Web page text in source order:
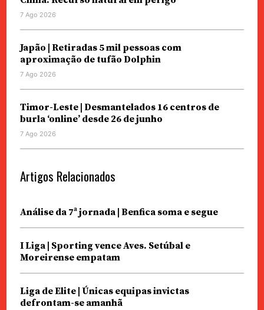
7 Ago 2026
Japão | Retiradas 5 mil pessoas com
aproximação de tufão Dolphin
7 Ago 2026
Timor-Leste | Desmantelados 16 centros de
burla ‘online’ desde 26 de junho
7 Ago 2026
Artigos Relacionados
Análise da 7ª jornada | Benfica soma e segue
I Liga | Sporting vence Aves. Setúbal e
Moreirense empatam
Liga de Elite | Únicas equipas invictas
defrontam-se amanhã